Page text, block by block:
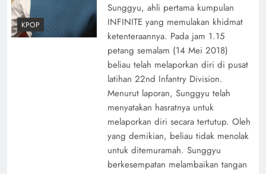
KPOP
Sunggyu, ahli pertama kumpulan
INFINITE yang memulakan khidmat
ketenteraannya. Pada jam 1.15
petang semalam (14 Mei 2018)
beliau telah melaporkan diri di pusat
latihan 22nd Infantry Division.
Menurut laporan, Sunggyu telah
menyatakan hasratnya untuk
melaporkan diri secara tertutup. Oleh
yang demikian, beliau tidak menolak
untuk ditemuramah. Sunggyu
berkesempatan melambaikan tangan